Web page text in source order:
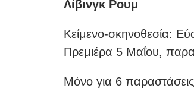
Λίβινγκ Ρουμ
Κείμενο-σκηνοθεσία:
Πρεμιέρα 5 Μαΐου,
Μόνο για 6